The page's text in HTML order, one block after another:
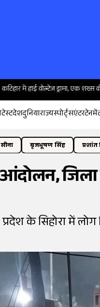
वोल्टेज ड्रामा, एक शख्स की दो
देशदुनियाराज्यस्पोर्ट्स
बृजभूषण सिंह
के सिहोरा में